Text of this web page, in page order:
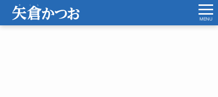
MENU